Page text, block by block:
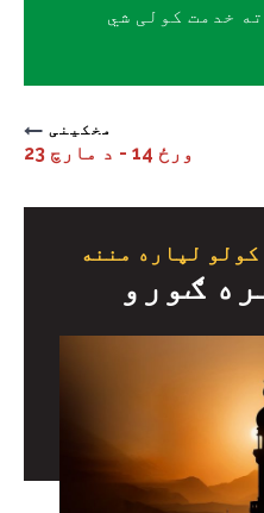
مخکینی
ورځ 14 - د مارچ 23